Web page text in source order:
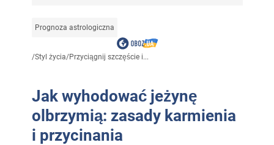
Prognoza astrologiczna
/Styl życia/Przyciągnij szczęście i...
Jak wyhodować jeżynę
olbrzymią: zasady karmienia
i przycinania